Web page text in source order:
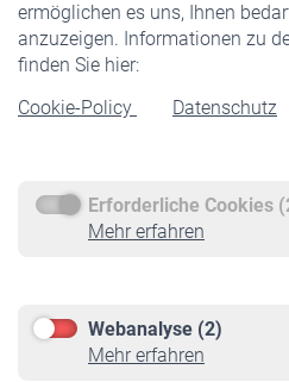
ermöglichen es uns, Ihnen
anzuzeigen. Informationen zu
finden Sie hier:
Cookie-Policy
Datenschutz
Erforderliche Cookies
Mehr erfahren
Webanalyse (2)
Mehr erfahren
Rentner
Rentenbeginn
Rente beantragen
Service
Informationen
Online-Rechner
VBLnewsletter